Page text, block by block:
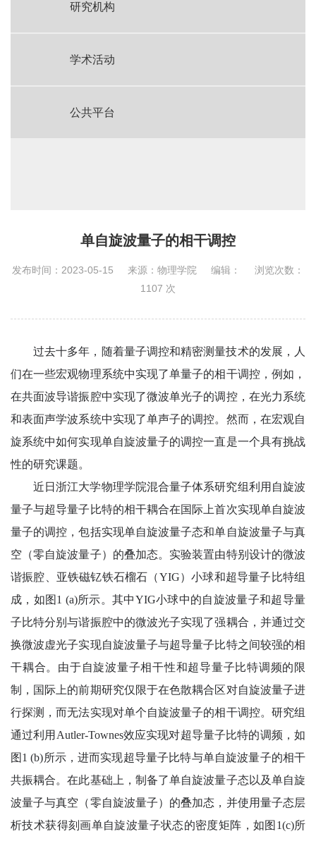
研究机构
学术活动
公共平台
单自旋波量子的相干调控
发布时间：2023-05-15 来源：物理学院 编辑：
浏览次数：
1107 次
过去十多年，随着量子调控和精密测量技术的发展，人
们在一些宏观物理系统中实现了单量子的相干调控，例如，
在共面波导谐振腔中实现了微波单光子的调控，在光力系统
和表面声学波系统中实现了单声子的调控。然而，在宏观自
旋系统中如何实现单自旋波量子的调控一直是一个具有挑战
性的研究课题。
近日浙江大学物理学院混合量子体系研究组利用自旋波
量子与超导量子比特的相干耦合在国际上首次实现单自旋波
量子的调控，包括实现单自旋波量子态和单自旋波量子与真
空（零自旋波量子）的叠加态。实验装置由特别设计的微波
谐振腔、亚铁磁钇铁石榴石（YIG）小球和超导量子比特组
成，如图 1 (a)所示。其中YIG小球中的自旋波量子和超导量
子比特分别与谐振腔中的微波光子实现了强耦合，并通过交
换微波虚光子实现自旋波量子与超导量子比特之间较强的相
干耦合。由于自旋波量子相干性和超导量子比特调频的限
制，国际上的前期研究仅限于在色散耦合区对自旋波量子进
行探测，而无法实现对单个自旋波量子的相干调控。研究组
通过利用 Autler-Townes效应实现对超导量子比特的调频，如
图 1 (b)所示，进而实现超导量子比特与单自旋波量子的相干
共振耦合。在此基础上，制备了单自旋波量子态以及单自旋
波量子与真空（零自旋波量子）的叠加态，并使用量子态层
析技术获得刻画单自旋波量子状态的密度矩阵，如图 1(c)所